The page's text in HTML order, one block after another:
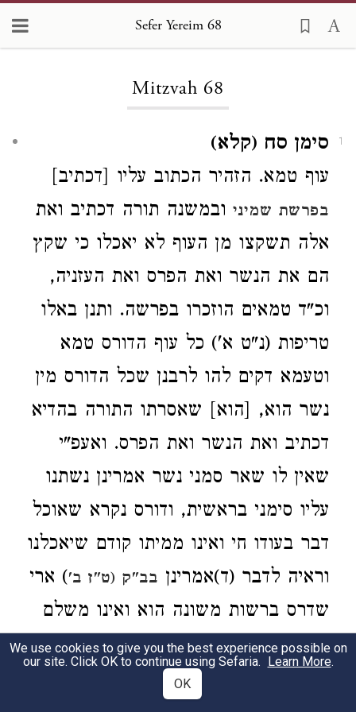
Sefer Yereim 68
Mitzvah 68
1
סימן סח (קלא)
עוף טמא. הזהיר הכתוב עליו [דכתיב]
בפרשת שמיני ובמשנה תורה דכתיב ואת
אלה תשקצו מן העוף לא יאכלו כי שקץ
הם את הנשר ואת הפרס ואת העזניה,
וכ"ד טמאים הוזכרו בפרשה. ותנן באלו
טריפות (נ"ט א') כל עוף הדורס טמא
וטעמא דקים להו לרבנן שכל הדורס מין
נשר הוא, [הוא] שאסרתו התורה בהדיא
דכתיב ואת הנשר ואת הפרס. ואעפ"י
שאין לו שאר סמני נשר אמרינן נשתנו
עליו סימני בראשית, ודורס נקרא שאוכל
דבר בעודו חי ואינו ממיתו קודם שיאכלנו
וראיה לדבר (ד)אמרינן בב"ק (ט"ז ב') ארי
שדרס ברשות משונה הוא ואינו משלם
אלא חצי נזק. ומקשינן ארי מחנק
ללבאותיו אלמא מחנק לא מיקרי דורס.
We use cookies to give you the best experience possible on
our site. Click OK to continue using Sefaria. Learn More.
OK